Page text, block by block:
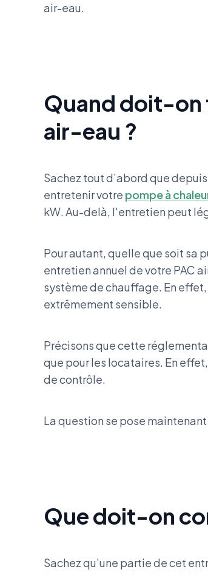
air-eau.
Quand doit-on
air-eau ?
Sachez tout d’abord que
entretenir votre pompe à
kW. Au-delà, l'entretien peut
Pour autant, quelle que soit sa
entretien annuel de votre PAC
système de chauffage. En
extrêmement sensible.
Précisons que cette
que pour les locataires. En
de contrôle.
La question se pose
Que doit-on
Sachez qu’une partie de cet